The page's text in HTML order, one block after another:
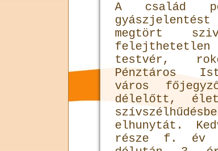
A család
megtört
testvér,
Pénztáros
város
délelőtt,
elhunytát.
része f. év